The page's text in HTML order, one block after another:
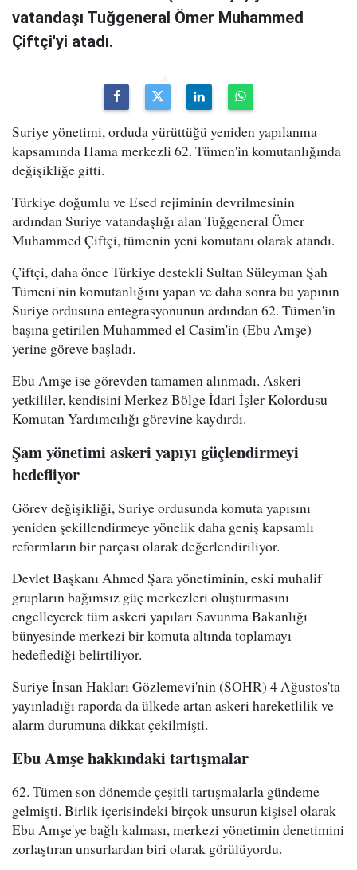
vatandaşı Tuğgeneral Ömer Muhammed
Çiftçi'yi atadı.
Suriye yönetimi, orduda yürüttüğü yeniden yapılanma
kapsamında Hama merkezli 62. Tümen'in komutanlığında
değişikliğe gitti.
Türkiye doğumlu ve Esed rejiminin devrilmesinin
ardından Suriye vatandaşlığı alan Tuğgeneral Ömer
Muhammed Çiftçi, tümenin yeni komutanı olarak atandı.
Çiftçi, daha önce Türkiye destekli Sultan Süleyman Şah
Tümeni'nin komutanlığını yapan ve daha sonra bu yapının
Suriye ordusuna entegrasyonunun ardından 62. Tümen'in
başına getirilen Muhammed el Casim'in (Ebu Amşe)
yerine göreve başladı.
Ebu Amşe ise görevden tamamen alınmadı. Askeri
yetkililer, kendisini Merkez Bölge İdari İşler Kolordusu
Komutan Yardımcılığı görevine kaydırdı.
Şam yönetimi askeri yapıyı güçlendirmeyi
hedefliyor
Görev değişikliği, Suriye ordusunda komuta yapısını
yeniden şekillendirmeye yönelik daha geniş kapsamlı
reformların bir parçası olarak değerlendiriliyor.
Devlet Başkanı Ahmed Şara yönetiminin, eski muhalif
grupların bağımsız güç merkezleri oluşturmasını
engelleyerek tüm askeri yapıları Savunma Bakanlığı
bünyesinde merkezi bir komuta altında toplamayı
hedeflediği belirtiliyor.
Suriye İnsan Hakları Gözlemevi'nin (SOHR) 4 Ağustos'ta
yayınladığı raporda da ülkede artan askeri hareketlilik ve
alarm durumuna dikkat çekilmişti.
Ebu Amşe hakkındaki tartışmalar
62. Tümen son dönemde çeşitli tartışmalarla gündeme
gelmişti. Birlik içerisindeki birçok unsurun kişisel olarak
Ebu Amşe'ye bağlı kalması, merkezi yönetimin denetimini
zorlaştıran unsurlardan biri olarak görülüyordu.